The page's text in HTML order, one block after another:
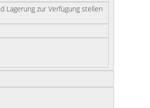
Lagerung zur Verfügung stellen